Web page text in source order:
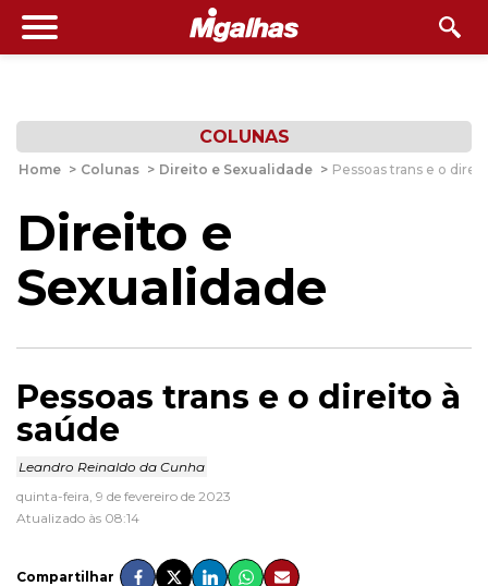
COLUNAS
Home > Colunas > Direito e Sexualidade > Pessoas trans e o
Direito e
Sexualidade
Pessoas trans e o direito à
saúde
Leandro Reinaldo da Cunha
quinta-feira, 9 de fevereiro de 2023
Atualizado às 08:14
Compartilhar